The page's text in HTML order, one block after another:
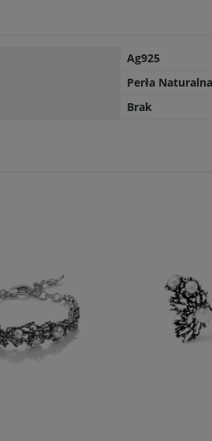
Ag925
Perła Naturalna
Brak